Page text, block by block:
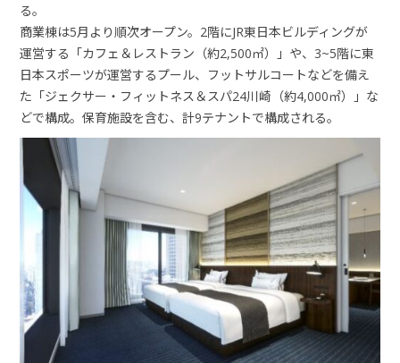
る。
商業棟は5月より順次オープン。2階にJR東日本ビルディングが
運営する「カフェ＆レストラン（約2,500㎡）」や、3~5階に東
日本スポーツが運営するプール、フットサルコートなどを備え
た「ジェクサー・フィットネス＆スパ24川崎（約4,000㎡）」な
どで構成。保育施設を含む、計9テナントで構成される。